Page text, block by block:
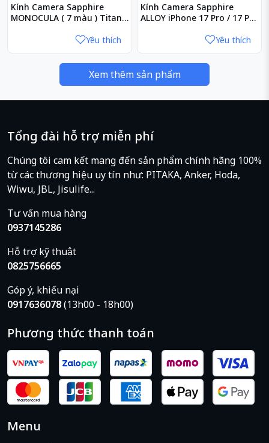
Kính Camera Sapphire
MONOCULA ( 7 màu ) Titan
Yêu thích
Kính Camera Sapphire
ALLOY iPhone 17 Pro / 17 Pro
Yêu thích
Xem thêm sản phẩm
Tổng đài hỗ trợ miễn phí
Chúng tôi cam kết mang đến sản phẩm chính hãng 100%
từ các thương hiệu uy tín như: PITAKA, Anker, Hoda,
Wiwu, JBL, Jisulife...
Tư vấn mua hàng
0937145286
Hỗ trợ kỹ thuật
0825756665
Góp ý, khiếu nại
0917636078(13h00 - 18h00)
Phương thức thanh toán
Menu